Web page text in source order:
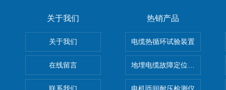
关于我们
关于我们
在线留言
热销产品
电缆热循环试验装置
地埋电缆故障定位仪 地下电